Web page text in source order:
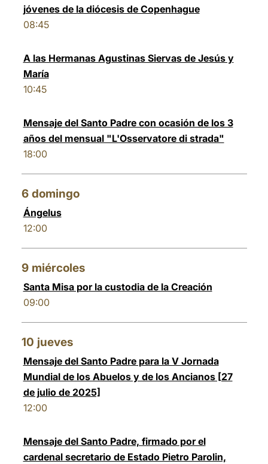
jóvenes de la diócesis de Copenhague
08:45
A las Hermanas Agustinas Siervas de Jesús y
María
10:45
Mensaje del Santo Padre con ocasión de los 3
años del mensual "L'Osservatore di strada"
18:00
6 domingo
Ángelus
12:00
9 miércoles
Santa Misa por la custodia de la Creación
09:00
10 jueves
Mensaje del Santo Padre para la V Jornada
Mundial de los Abuelos y de los Ancianos [27
de julio de 2025]
12:00
Mensaje del Santo Padre, firmado por el
cardenal secretario de Estado Pietro Parolin,